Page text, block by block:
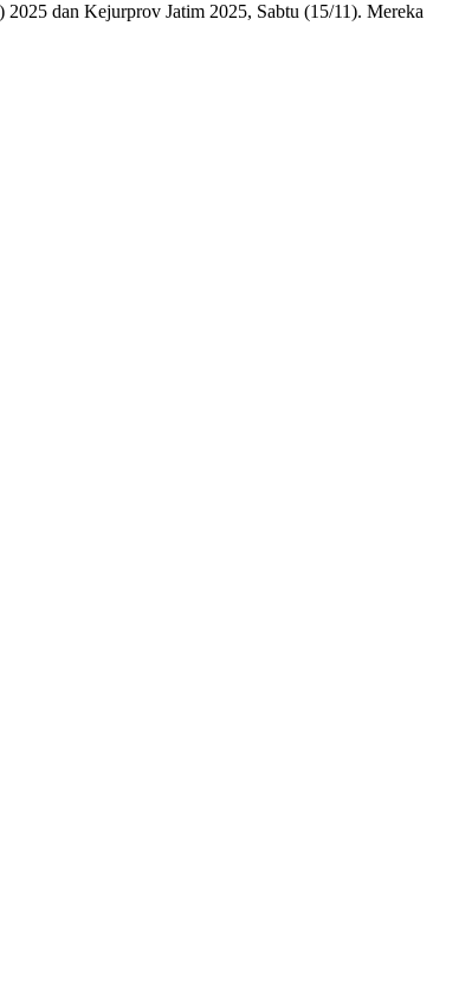
dan Kejurprov Jatim 2025, Sabtu (15/11). Mereka